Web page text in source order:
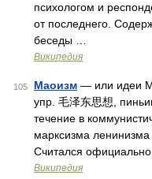
психологом и
от последнего.
беседы …
Википедия
105 Маоизм — или идеи
упр. 毛泽东思想,
течение в
марксизма
Считался
Википедия